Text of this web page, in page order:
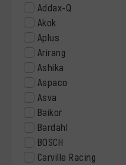
Addax-Q
Akok
Aplus
Arirang
Ashika
Aspaco
Asva
Baikor
Bardahl
BOSCH
Carville Racing